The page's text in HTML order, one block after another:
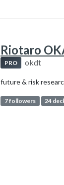
Riotaro
PRO okdt
future & risk
7 followers 24